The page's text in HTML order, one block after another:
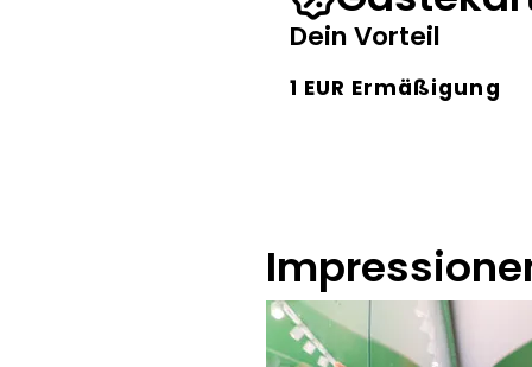
Dein Vorteil
1 EUR Ermäßigung